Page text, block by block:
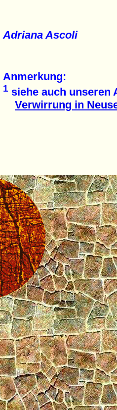
Adriana Ascoli
Anmerkung:
1 siehe auch unseren
Verwirrung in